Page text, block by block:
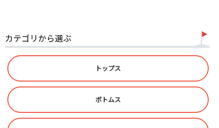
カテゴリから選ぶ
トップス
ボトムス